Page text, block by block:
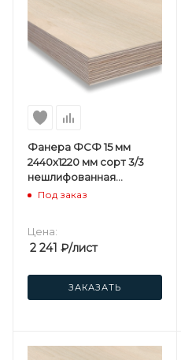
Фанера ФСФ 15 мм
2440х1220 мм сорт 3/3
нешлифованная
хвойная
Под заказ
Цена:
2 241 ₽/лист
ЗАКАЗАТЬ